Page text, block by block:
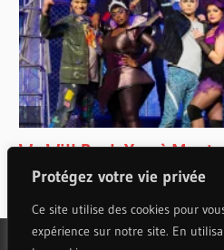
Protégez votre vie privée
Ce site utilise des cookies pour
expérience sur notre site. En